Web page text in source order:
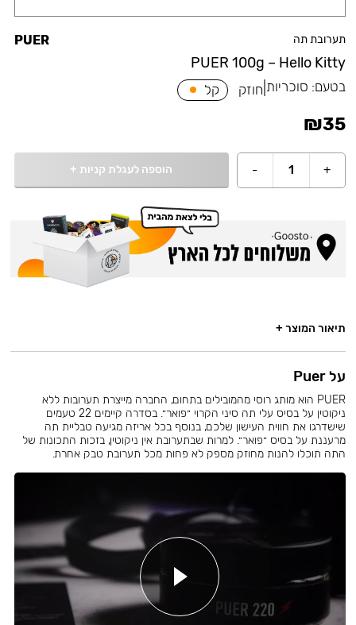
תערובת תה
PUER 100g – Hello Kitty
PUER
בטעם: סוכריות חוזק קל
₪35
+
1
- הוספה לעגלת קניות +
תיאור המוצר +
על Puer
PUER הוא מותג רוסי מהמובילים בתחום, החברה מייצרת תערובות ללא
ניקוטין על בסיס עלי תה סיני הקרוי ״פואר״. בסדרה קיימים 22 טעמים
שישדרגו את חווית העישון שלכם, בנוסף בכל אריזה מגיעה טבליית תה
מרעננת על בסיס ״פואר״. למרות שבתערובת אין ניקוטין, בזכות התכונות של
התה תוכלו להנות מחוזק מספק לא פחות מכל תערובת טבק אחרת.